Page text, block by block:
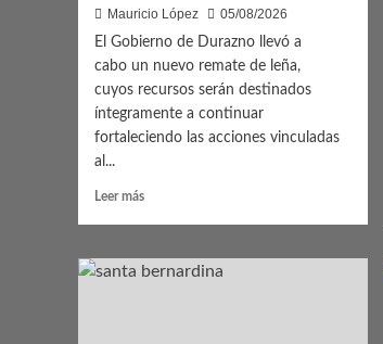
Mauricio López
05/08/2026
El Gobierno de Durazno llevó a
cabo un nuevo remate de leña,
cuyos recursos serán destinados
íntegramente a continuar
fortaleciendo las acciones vinculadas
al...
Leer másLeer
Leña